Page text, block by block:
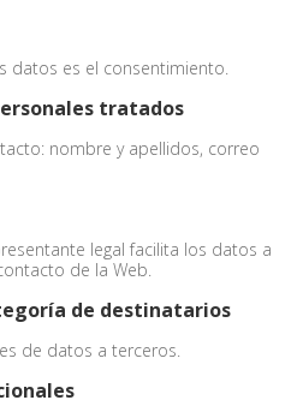
datos es el consentimiento.
tratados
nombre y apellidos, correo
legal facilita los datos a
de la Web.
de destinatarios
de datos a terceros.